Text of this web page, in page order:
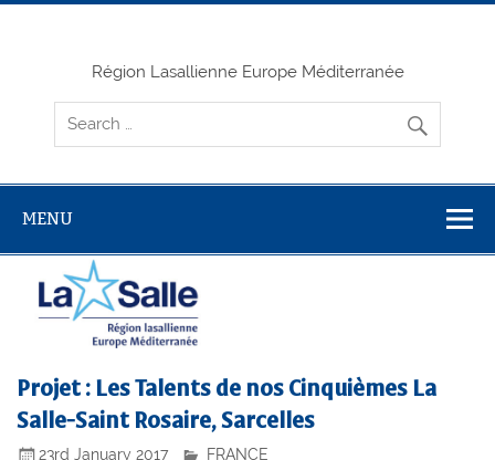
Skip
Région Lasallienne Europe Méditerranée
MENU
Projet : Les Talents de nos Cinquièmes La
Salle-Saint Rosaire, Sarcelles
23rd January 2017 FRANCE